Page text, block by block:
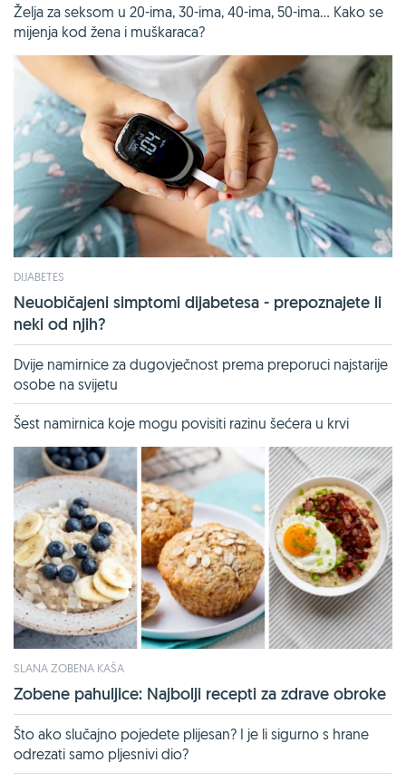
Želja za seksom u 20-ima, 30-ima, 40-ima, 50-ima... Kako se
mijenja kod žena i muškaraca?
DIJABETES
Neuobičajeni simptomi dijabetesa - prepoznajete li
neki od njih?
Dvije namirnice za dugovječnost prema preporuci najstarije
osobe na svijetu
Šest namirnica koje mogu povisiti razinu šećera u krvi
SLANA ZOBENA KAŠA
Zobene pahuljice: Najbolji recepti za zdrave obroke
Što ako slučajno pojedete plijesan? I je li sigurno s hrane
odrezati samo pljesnivi dio?